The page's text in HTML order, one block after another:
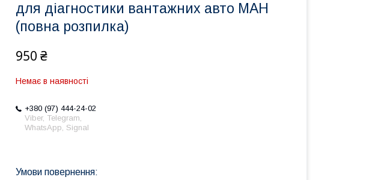
для діагностики вантажних авто МАН
(повна розпилка)
950 ₴
Немає в наявності
+380 (97) 444-24-02
Viber, Telegram,
WhatsApp, Signal